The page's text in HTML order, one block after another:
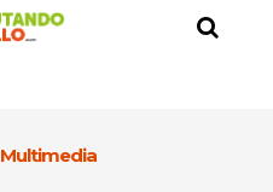
Multimedia